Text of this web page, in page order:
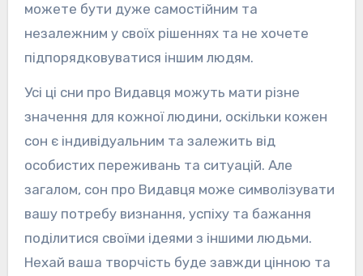
можете бути дуже самостійним та
незалежним у своїх рішеннях та не хочете
підпорядковуватися іншим людям.
Усі ці сни про Видавця можуть мати різне
значення для кожної людини, оскільки кожен
сон є індивідуальним та залежить від
особистих переживань та ситуацій. Але
загалом, сон про Видавця може символізувати
вашу потребу визнання, успіху та бажання
поділитися своїми ідеями з іншими людьми.
Нехай ваша творчість буде завжди цінною та